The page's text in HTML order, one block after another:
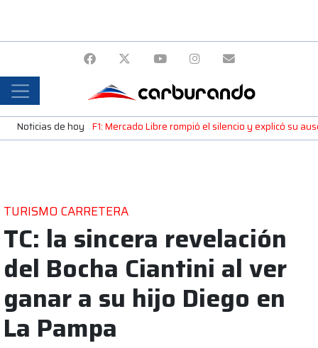
Noticias de hoy F1: Mercado Libre rompió el silencio y explicó su
TURISMO CARRETERA
TC: la sincera revelación
del Bocha Ciantini al ver
ganar a su hijo Diego en
La Pampa